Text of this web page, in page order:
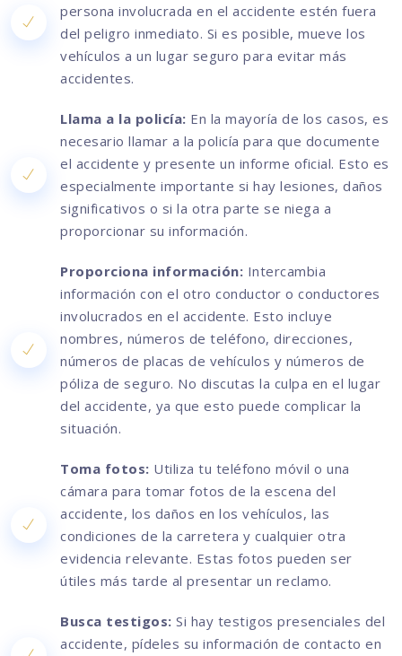
persona involucrada en el accidente estén fuera
del peligro inmediato. Si es posible, mueve los
vehículos a un lugar seguro para evitar más
accidentes.
Llama a la policía: En la mayoría de los casos, es
necesario llamar a la policía para que documente
el accidente y presente un informe oficial. Esto es
especialmente importante si hay lesiones, daños
significativos o si la otra parte se niega a
proporcionar su información.
Proporciona información: Intercambia
información con el otro conductor o conductores
involucrados en el accidente. Esto incluye
nombres, números de teléfono, direcciones,
números de placas de vehículos y números de
póliza de seguro. No discutas la culpa en el lugar
del accidente, ya que esto puede complicar la
situación.
Toma fotos: Utiliza tu teléfono móvil o una
cámara para tomar fotos de la escena del
accidente, los daños en los vehículos, las
condiciones de la carretera y cualquier otra
evidencia relevante. Estas fotos pueden ser
útiles más tarde al presentar un reclamo.
Busca testigos: Si hay testigos presenciales del
accidente, pídeles su información de contacto en